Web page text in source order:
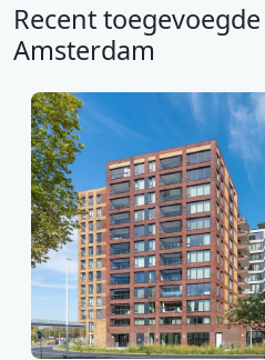
Recent
Amsterdam